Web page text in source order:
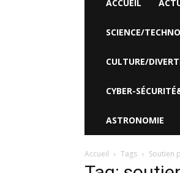
ACCUEIL
SCIENCE/
CULTURE/
CYBER-
ASTRONOMIE
Accueil Tags Soutien